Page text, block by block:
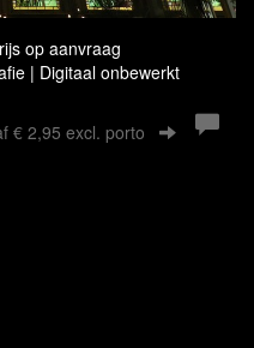
op aanvraag
| Digitaal onbewerkt
€ 2,95 excl. porto